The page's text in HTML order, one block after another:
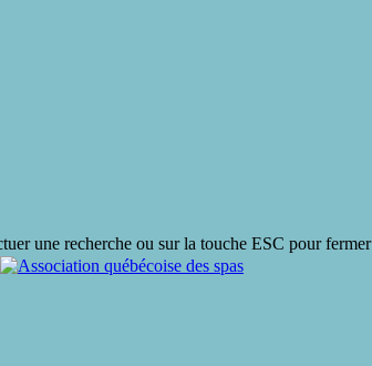
une recherche ou sur la touche ESC pour fermer